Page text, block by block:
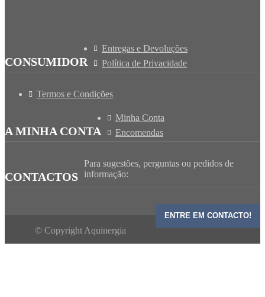
CONSUMIDOR
Entregas e Devoluções
Política de Privacidade
Termos e Condições
A MINHA CONTA
Minha Conta
Encomendas
CONTACTOS
Para sugestões, perguntas ou pedidos de
informação:
ENTRE EM CONTACTO!
© Copyright Aquinergia